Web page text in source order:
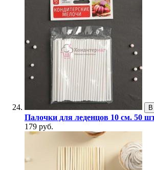
В
Палочки для леденцов 10 см. 50
179 руб.